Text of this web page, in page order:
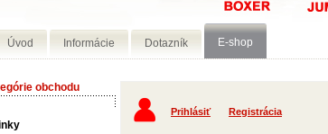
obchodu
Prihlásiť Registrácia
Úvod Informácie Dotazník E-shop